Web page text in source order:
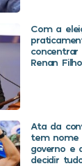
Com a
Renan Filho
Ata da
tem nome
governo e
decidir